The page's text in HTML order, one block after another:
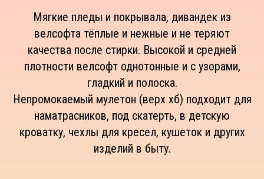
Мягкие пледы и покрывала, дивандек из
велсофта тёплые и нежные и не теряют
качества после стирки. Высокой и средней
плотности велсофт однотонные и с узорами,
гладкий и полоска.
Непромокаемый мулетон (верх хб) подходит для
наматрасников, под скатерть, в детскую
кроватку, чехлы для кресел, кушеток и других
изделий в быту.